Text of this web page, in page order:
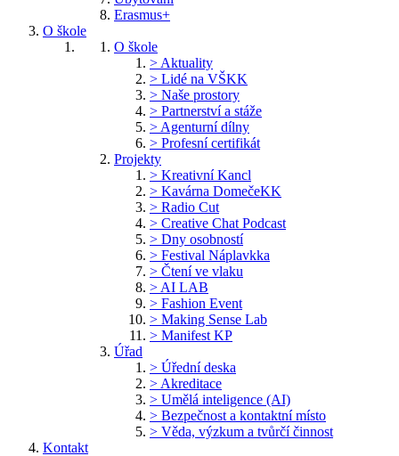
Erasmus+
O škole
O škole
> Aktuality
> Lidé na VŠKK
> Naše prostory
> Partnerství a stáže
> Agenturní dílny
> Profesní certifikát
Projekty
> Kreativní Kancl
> Kavárna DomečeKK
> Radio Cut
> Creative Chat Podcast
> Dny osobností
> Festival Náplavkka
> Čtení ve vlaku
> AI LAB
> Fashion Event
> Making Sense Lab
> Manifest KP
Úřad
> Úřední deska
> Akreditace
> Umělá inteligence (AI)
> Bezpečnost a kontaktní místo
> Věda, výzkum a tvůrčí činnost
Kontakt